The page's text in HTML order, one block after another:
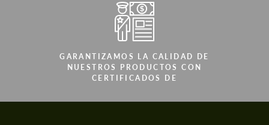
GARANTIZAMOS LA CALIDAD DE
NUESTROS PRODUCTOS CON
CERTIFICADOS DE